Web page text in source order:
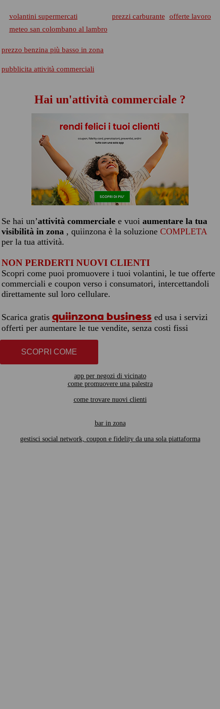
volantini supermercati prezzi carburante
offerte lavoro
meteo san colombano al lambro
prezzo benzina più basso in zona
pubblicita attività commerciali
Hai un'attività commerciale ?
Se hai un’attività commerciale e vuoi aumentare la tua
visibilità in zona , quiinzona è la soluzione COMPLETA
per la tua attività.
NON PERDERTI NUOVI CLIENTI
Scopri come puoi promuovere i tuoi volantini, le tue offerte
commerciali e coupon verso i consumatori, intercettandoli
direttamente sul loro cellulare.
Scarica gratis quiinzona business ed usa i servizi
offerti per aumentare le tue vendite, senza costi fissi
SCOPRI COME
app per negozi di vicinato
come promuovere una palestra
come trovare nuovi clienti
bar in zona
gestisci social network, coupon e fidelity da una sola piattaforma